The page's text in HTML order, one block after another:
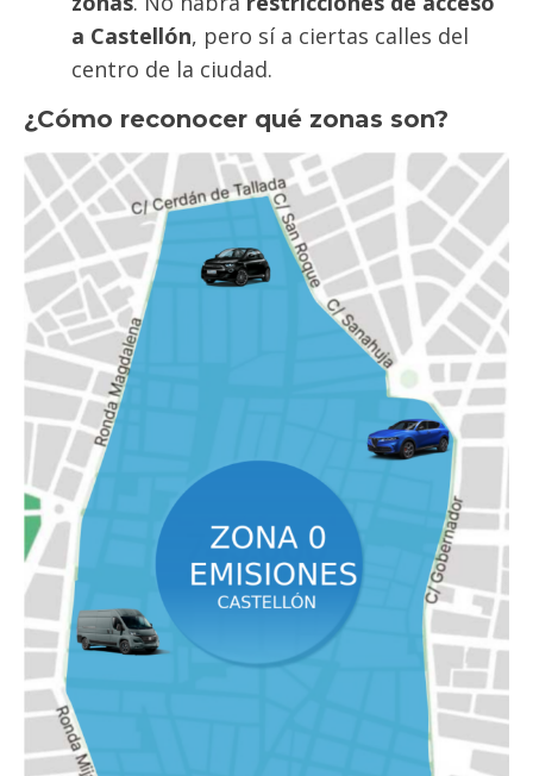
a Castellón, pero sí a ciertas calles del
centro de la ciudad.
¿Cómo reconocer qué zonas son?